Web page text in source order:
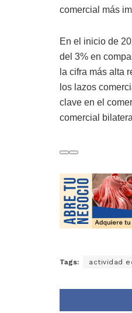
comercial más
En el inicio de
del 3% en
la cifra más alta
los lazos
clave en el
comercial
Tags: actividad